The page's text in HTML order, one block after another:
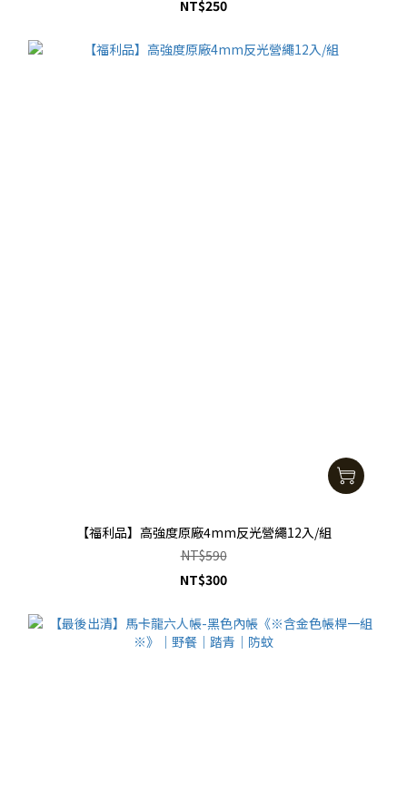
NT$250
【福利品】高強度原廠4mm反光營繩12入/組
NT$590
NT$300